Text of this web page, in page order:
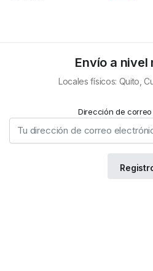
Envío a nivel
Locales físicos: Quito,
Dirección de